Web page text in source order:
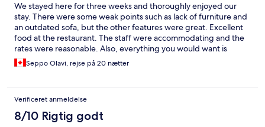
We stayed here for three weeks and thoroughly enjoyed our
stay. There were some weak points such as lack of furniture and
an outdated sofa, but the other features were great. Excellent
food at the restaurant. The staff were accommodating and the
rates were reasonable. Also, everything you would want is
pretty well walking distance. Loved our time there. Felt like a
"local." Keep up the good work.
Seppo Olavi, rejse på 20 nætter
Verificeret anmeldelse
8/10 Rigtig godt